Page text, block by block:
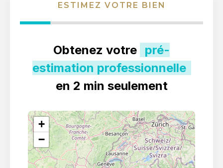
ESTIMEZ VOTRE BIEN